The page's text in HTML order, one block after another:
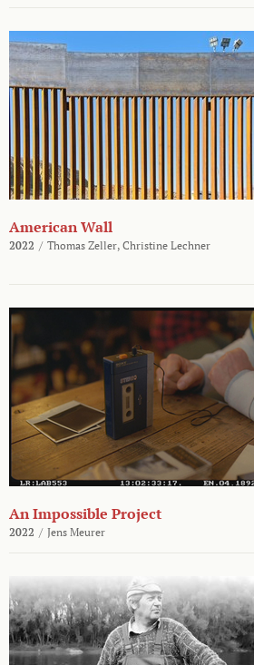
American Wall
2022 / Thomas Zeller, Christine Lechner
An Impossible Project
2022 / Jens Meurer